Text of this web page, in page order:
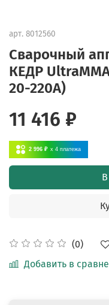
арт. 8012560
Сварочный
КЕДР
20-220А)
(0)
Добавить в
11 416 ₽
2 996 ₽ x 4 платежа